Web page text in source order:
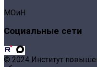
МОиН
Социальные сети
© 2024 Институт